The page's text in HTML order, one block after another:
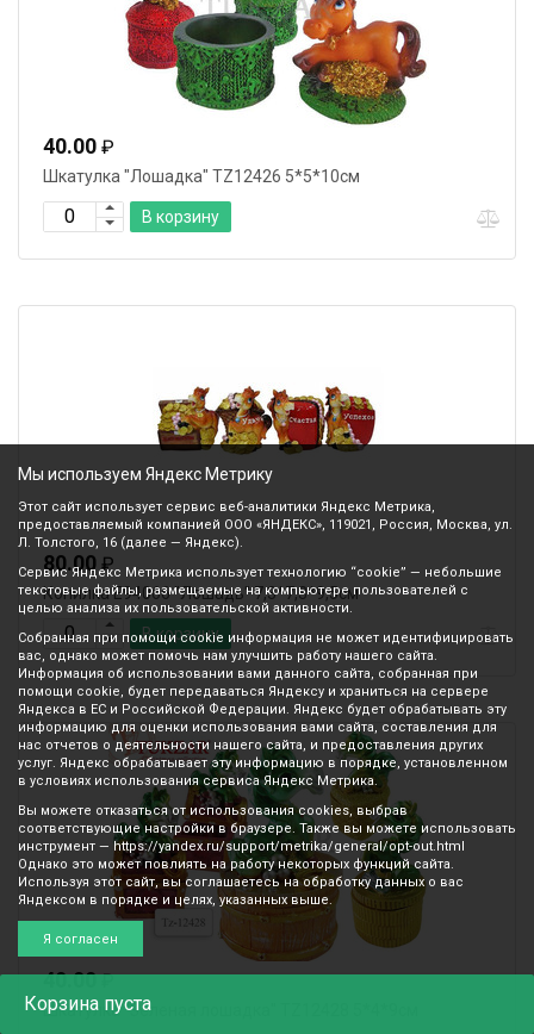
Корзина пуста
40.00 ₽
Шкатулка "Лошадка" TZ12426 5*5*10см
В корзину
80.00 ₽
Копилка Е94066 "Лошадь" 7,3*7,3*9,5см
В корзину
40.00₽
Шкатулка "Зеленая лошадка" TZ12428 5*4*9см
Мы используем Яндекс Метрику
Этот сайт использует сервис веб-аналитики Яндекс Метрика,
предоставляемый компанией ООО «ЯНДЕКС», 119021, Россия, Москва, ул.
Л. Толстого, 16 (далее — Яндекс).
Сервис Яндекс Метрика использует технологию “cookie” — небольшие
текстовые файлы, размещаемые на компьютере пользователей с
целью анализа их пользовательской активности.
Собранная при помощи cookie информация не может идентифицировать
вас, однако может помочь нам улучшить работу нашего сайта.
Информация об использовании вами данного сайта, собранная при
помощи cookie, будет передаваться Яндексу и храниться на сервере
Яндекса в ЕС и Российской Федерации. Яндекс будет обрабатывать эту
информацию для оценки использования вами сайта, составления для
нас отчетов о деятельности нашего сайта, и предоставления других
услуг. Яндекс обрабатывает эту информацию в порядке, установленном
в условиях использования сервиса Яндекс Метрика.
Вы можете отказаться от использования cookies, выбрав
соответствующие настройки в браузере. Также вы можете использовать
инструмент — https://yandex.ru/support/metrika/general/opt-out.html
Однако это может повлиять на работу некоторых функций сайта.
Используя этот сайт, вы соглашаетесь на обработку данных о вас
Яндексом в порядке и целях, указанных выше.
Я согласен